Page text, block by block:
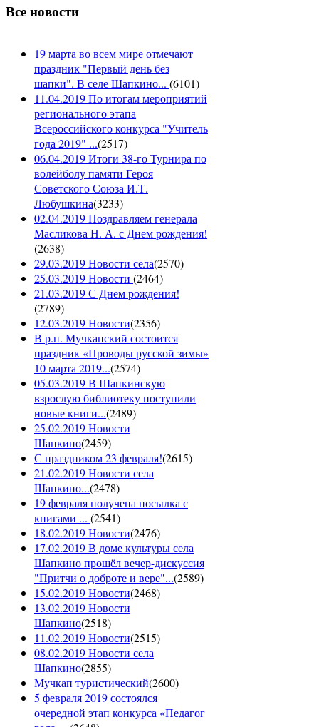
Все новости
19 марта во всем мире отмечают
праздник "Первый день без
шапки". В селе Шапкино... (6101)
11.04.2019 По итогам мероприятий
регионального этапа
Всероссийского конкурса "Учитель
года 2019" ...(2517)
06.04.2019 Итоги 38-го Турнира по
волейболу памяти Героя
Советского Союза И.Т.
Любушкина(3233)
02.04.2019 Поздравляем генерала
Масликова Н. А. с Днем рождения!
(2638)
29.03.2019 Новости села(2570)
25.03.2019 Новости (2464)
21.03.2019 С Днем рождения!
(2789)
12.03.2019 Новости(2356)
В р.п. Мучкапский состоится
праздник «Проводы русской зимы»
10 марта 2019...(2574)
05.03.2019 В Шапкинскую
взрослую библиотеку поступили
новые книги...(2489)
25.02.2019 Новости
Шапкино(2459)
С праздником 23 февраля!(2615)
21.02.2019 Новости села
Шапкино...(2478)
19 февраля получена посылка с
книгами ... (2541)
18.02.2019 Новости(2476)
17.02.2019 В доме культуры села
Шапкино прошёл вечер-дискуссия
"Притчи о доброте и вере"...(2589)
15.02.2019 Новости(2468)
13.02.2019 Новости
Шапкино(2518)
11.02.2019 Новости(2515)
08.02.2019 Новости села
Шапкино(2855)
Мучкап туристический(2600)
5 февраля 2019 состоялся
очередной этап конкурса «Педагог